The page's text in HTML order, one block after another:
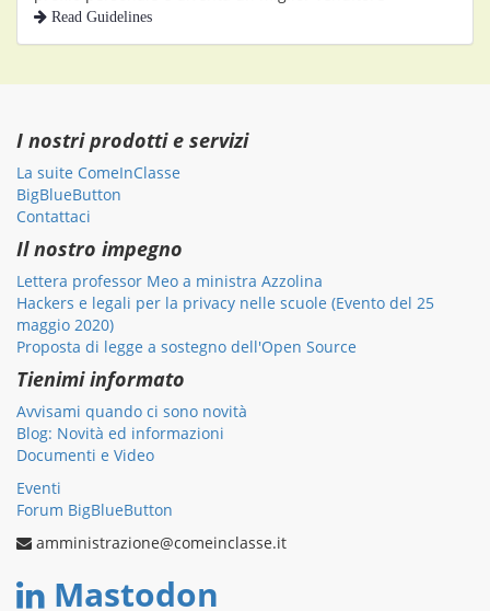
Read Guidelines
I nostri prodotti e servizi
La suite ComeInClasse
BigBlueButton
Contattaci
Il nostro impegno
Lettera professor Meo a ministra Azzolina
Hackers e legali per la privacy nelle scuole (Evento del 25
maggio 2020)
Proposta di legge a sostegno dell'Open Source
Tienimi informato
Avvisami quando ci sono novità
Blog: Novità ed informazioni
Documenti e Video
Eventi
Forum BigBlueButton
amministrazione@comeinclasse.it
Mastodon